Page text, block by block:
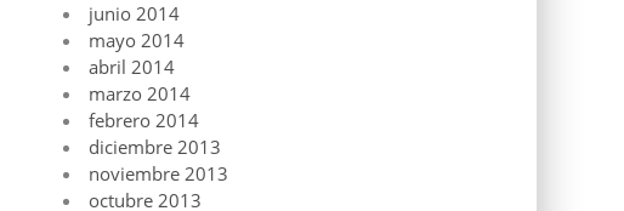
junio 2014
mayo 2014
abril 2014
marzo 2014
febrero 2014
diciembre 2013
noviembre 2013
octubre 2013